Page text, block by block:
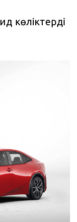
көліктерді